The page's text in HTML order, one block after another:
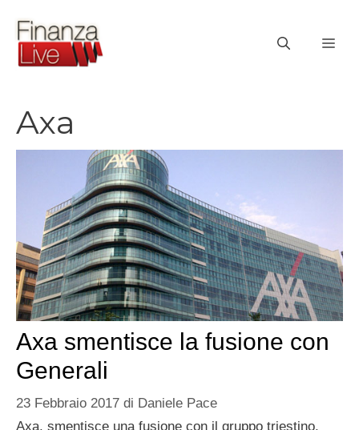
contenuto
Axa
Axa smentisce la fusione con
Generali
23 Febbraio 2017 di Daniele Pace
Axa, smentisce una fusione con il gruppo triestino,